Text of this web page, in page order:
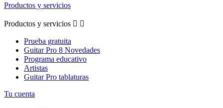
Productos y servicios
Productos y servicios  
Prueba gratuita
Guitar Pro 8 Novedades
Programa educativo
Artistas
Guitar Pro tablaturas
Tu cuenta